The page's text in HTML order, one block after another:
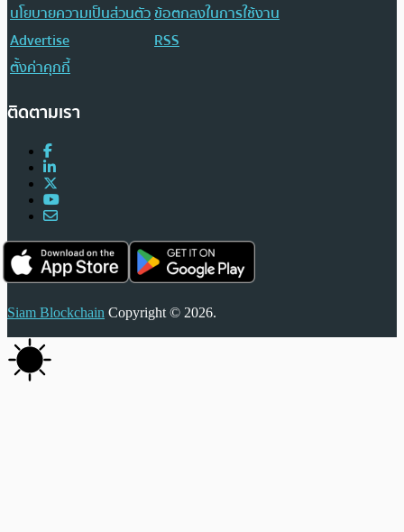
นโยบายความเป็นส่วนตัวข้อตกลงในการใช้งาน
Advertise
RSS
ตั้งค่าคุกกี้
ติดตามเรา
Siam Blockchain Copyright © 2026.